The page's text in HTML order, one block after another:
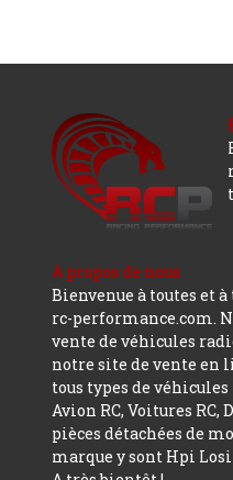
A propos de nous
Bienvenue à toutes et
rc-performance.com.
vente de véhicules
notre site de vente en
tous types de
Avion RC, Voitures RC,
pièces détachées de
marque y sont Hpi